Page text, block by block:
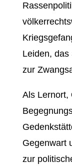
Leiden, das
zur
Als Lernort,
Gegenwart
zur